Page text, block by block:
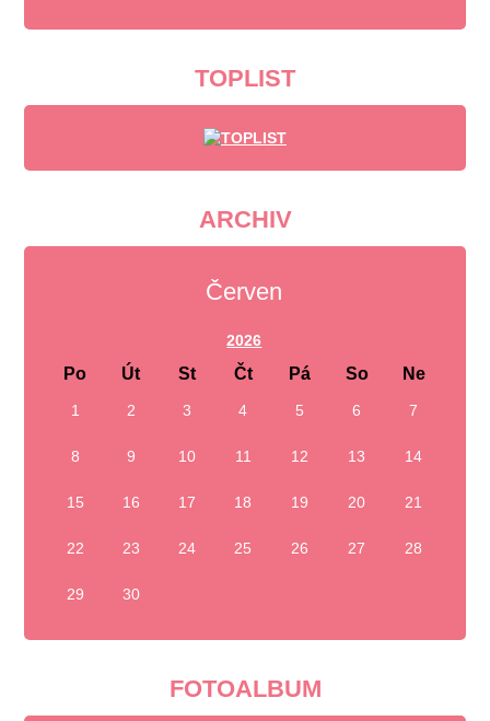
TOPLIST
ARCHIV
Červen
2026
Po Út St Čt Pá So Ne
1 2 3 4 5 6 7
8 9 10 11 12 13 14
15 16 17 18 19 20 21
22 23 24 25 26 27 28
29 30
FOTOALBUM